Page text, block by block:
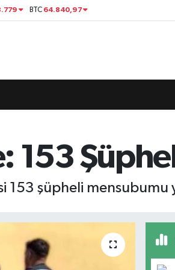
BTC 64.840,97
153
153 şüpheli mensubumu